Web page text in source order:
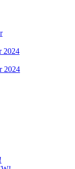
2024
2024